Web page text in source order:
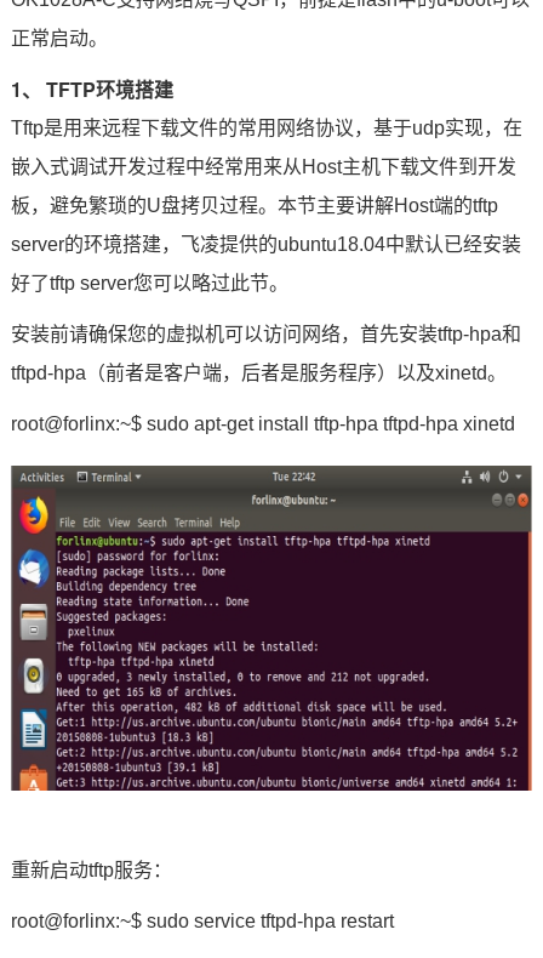
正常启动。
1、 TFTP环境搭建
Tftp是用来远程下载文件的常用网络协议，基于udp实现，在
嵌入式调试开发过程中经常用来从Host主机下载文件到开发
板，避免繁琐的U盘拷贝过程。本节主要讲解Host端的tftp
server的环境搭建，飞凌提供的ubuntu18.04中默认已经安装
好了tftp server您可以略过此节。
安装前请确保您的虚拟机可以访问网络，首先安装tftp-hpa和
tftpd-hpa（前者是客户端，后者是服务程序）以及xinetd。
root@forlinx:~$ sudo apt-get install tftp-hpa tftpd-hpa xinetd
重新启动tftp服务：
root@forlinx:~$ sudo service tftpd-hpa restart